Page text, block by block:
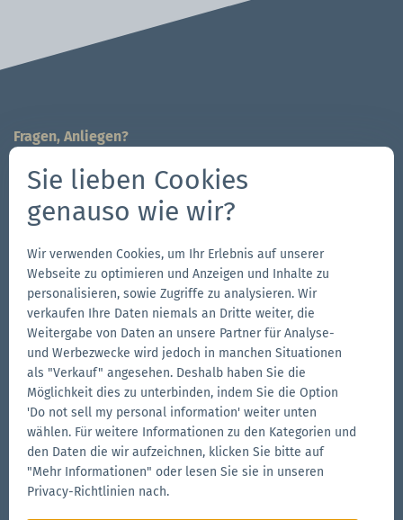
Fragen, Anliegen?
704-312-1600
Kontaktieren Sie uns
Follow us
Zur
Facebook-
Seite
Zur
Instagram-
Seite
Folge
uns
YouTube
Zur
LinkedIn-
Seite
Weitere Marken der Zingerle Group
Zur
Ecotent-
Website
Zur
Aerise-
Website
Zur
RUKU1952-
Website
Sie lieben Cookies
genauso wie wir?
Wir verwenden Cookies, um Ihr Erlebnis auf unserer
Webseite zu optimieren und Anzeigen und Inhalte zu
personalisieren, sowie Zugriffe zu analysieren. Wir
verkaufen Ihre Daten niemals an Dritte weiter, die
Weitergabe von Daten an unsere Partner für Analyse-
und Werbezwecke wird jedoch in manchen Situationen
als "Verkauf" angesehen. Deshalb haben Sie die
Möglichkeit dies zu unterbinden, indem Sie die Option
'Do not sell my personal information' weiter unten
wählen. Für weitere Informationen zu den Kategorien und
den Daten die wir aufzeichnen, klicken Sie bitte auf
"Mehr Informationen" oder lesen Sie sie in unseren
Privacy-Richtlinien nach.